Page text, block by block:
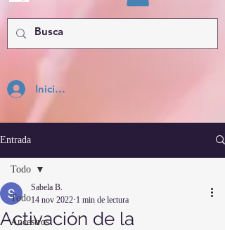
Inicia Sesión
Entrada
Todo
Ancestros
Todo
Activación de la
Sabela B.
14 nov 2022 1 min de lectura